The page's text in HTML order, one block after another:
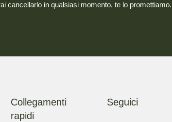
cancellarlo in qualsiasi momento, te lo promettiamo.
Collegamenti
rapidi
Seguici